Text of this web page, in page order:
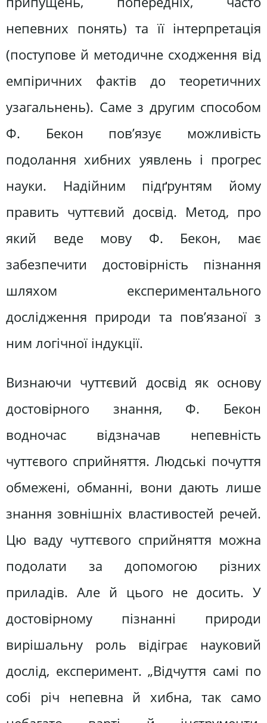
непевних понять) та її інтерпретація
(поступове й методичне сходження від
емпіричних фактів до теоретичних
узагальнень). Саме з другим способом
Ф. Бекон пов’язує можливість
подолання хибних уявлень і прогрес
науки. Надійним підґрунтям йому
править чуттєвий досвід. Метод, про
який веде мову Ф. Бекон, має
забезпечити достовірність пізнання
шляхом експериментального
дослідження природи та пов’язаної з
ним логічної індукції.
Визнаючи чуттєвий досвід як основу
достовірного знання, Ф. Бекон
водночас відзначав непевність
чуттєвого сприйняття. Людські почуття
обмежені, обманні, вони дають лише
знання зовнішніх властивостей речей.
Цю ваду чуттєвого сприйняття можна
подолати за допомогою різних
приладів. Але й цього не досить. У
достовірному пізнанні природи
вирішальну роль відіграє науковий
дослід, експеримент. „Відчуття самі по
собі річ непевна й хибна, так само